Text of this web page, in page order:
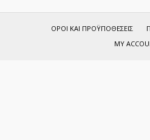
ΌΡΟΙ ΚΑΙ ΠΡΟΫΠΟΘΈΣΕΙΣ
MY